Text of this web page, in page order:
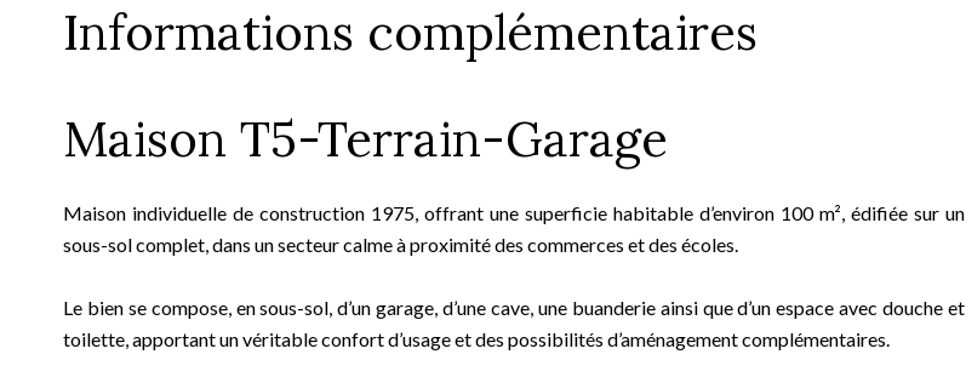
Informations complémentaires
Maison T5-Terrain-Garage
Maison individuelle de construction 1975, offrant une superficie habitable d’environ 100 m², édifiée sur un
sous-sol complet, dans un secteur calme à proximité des commerces et des écoles.
Le bien se compose, en sous-sol, d’un garage, d’une cave, une buanderie ainsi que d’un espace avec douche et
toilette, apportant un véritable confort d’usage et des possibilités d’aménagement complémentaires.